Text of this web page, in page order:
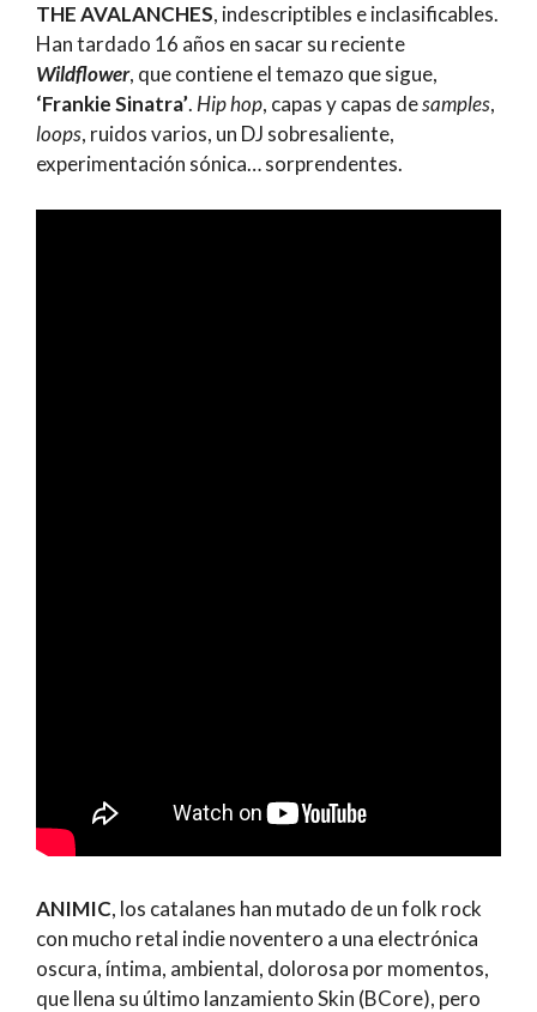
THE AVALANCHES, indescriptibles e inclasificables.
Han tardado 16 años en sacar su reciente
Wildflower, que contiene el temazo que sigue,
‘Frankie Sinatra’. Hip hop, capas y capas desamples,
loops, ruidos varios, un DJ sobresaliente,
experimentación sónica… sorprendentes.
ANIMIC, los catalanes han mutado de un folk rock
con mucho retal indie noventero a una electrónica
oscura, íntima, ambiental, dolorosa por momentos,
que llena su último lanzamiento Skin (BCore), pero